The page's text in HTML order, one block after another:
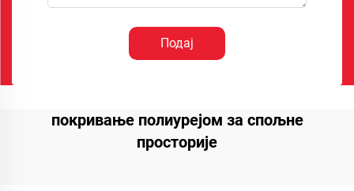
Подај
покривање полиурејом за спољне
просторије